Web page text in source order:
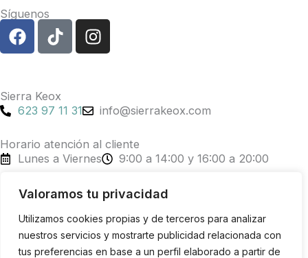
Valoramos tu privacidad
Utilizamos cookies propias y de terceros para analizar
nuestros servicios y mostrarte publicidad relacionada con
tus preferencias en base a un perfil elaborado a partir de
Síguenos
F
a
b
o
k
T
i
o
k
I
n
g
a
m
Sierra Keox
623 97 11 31
info@sierrakeox.com
Horario atención al cliente
Lunes a Viernes
9:00 a 14:00 y 16:00 a 20:00
Formas de pago disponibles